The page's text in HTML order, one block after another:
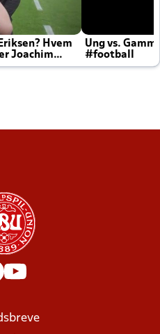
Hvem
Joachim
Ung vs.
#football